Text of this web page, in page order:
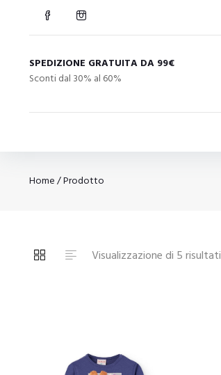
SPEDIZIONE GRATUITA DA 99€
Sconti dal 30% al 60%
Home/ Prodotto
Visualizzazione di 5 risultati